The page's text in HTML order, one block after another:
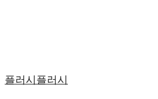
플러시플러시